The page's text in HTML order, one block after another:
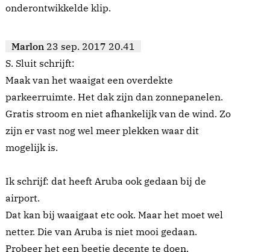
onderontwikkelde klip.
Marlon 23 sep. 2017 20.41
S. Sluit schrijft:
Maak van het waaigat een overdekte
parkeerruimte. Het dak zijn dan zonnepanelen.
Gratis stroom en niet afhankelijk van de wind. Zo
zijn er vast nog wel meer plekken waar dit
mogelijk is.
Ik schrijf: dat heeft Aruba ook gedaan bij de
airport.
Dat kan bij waaigaat etc ook. Maar het moet wel
netter. Die van Aruba is niet mooi gedaan.
Probeer het een beetje decente te doen.